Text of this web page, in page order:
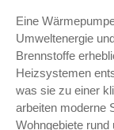
Eine
Umweltenergie
Brennstoffe
Heizsystemen
was sie zu einer
arbeiten moderne
Wohngebiete